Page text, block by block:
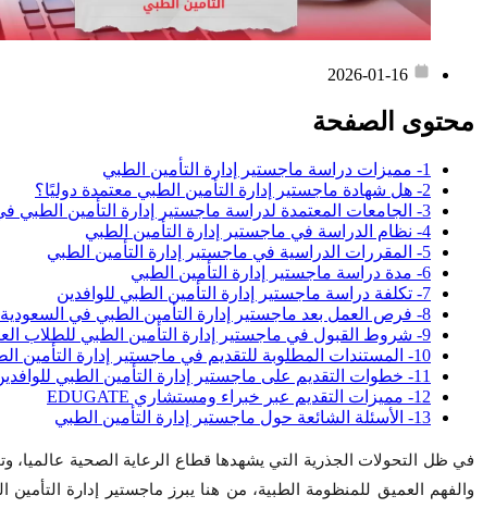
2026-01-16
محتوى الصفحة
1- مميزات دراسة ماجستير إدارة التأمين الطبي
2- هل شهادة ماجستير إدارة التأمين الطبي معتمدة دوليًا؟
3- الجامعات المعتمدة لدراسة ماجستير إدارة التأمين الطبي في مصر
4- نظام الدراسة في ماجستير إدارة التأمين الطبي
5- المقررات الدراسية في ماجستير إدارة التأمين الطبي
6- مدة دراسة ماجستير إدارة التأمين الطبي
7- تكلفة دراسة ماجستير إدارة التأمين الطبي للوافدين
8- فرص العمل بعد ماجستير إدارة التأمين الطبي في السعودية والخليج
9- شروط القبول في ماجستير إدارة التأمين الطبي للطلاب العرب
10- المستندات المطلوبة للتقديم في ماجستير إدارة التأمين الطبي
11- خطوات التقديم على ماجستير إدارة التأمين الطبي للوافدين
12- مميزات التقديم عبر خبراء ومستشاري EDUGATE
13- الأسئلة الشائعة حول ماجستير إدارة التأمين الطبي
في ظل التحولات الجذرية التي يشهدها قطاع الرعاية الصحية عالميا،
والفهم العميق للمنظومة الطبية، من هنا يبرز ماجستير إدارة